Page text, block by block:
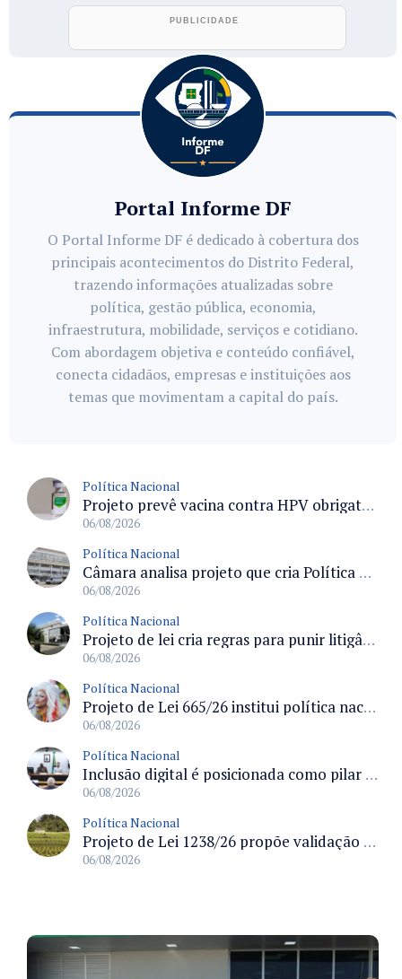
Portal Informe DF
O Portal Informe DF é dedicado à cobertura dos
principais acontecimentos do Distrito Federal,
trazendo informações atualizadas sobre
política, gestão pública, economia,
infraestrutura, mobilidade, serviços e cotidiano.
Com abordagem objetiva e conteúdo confiável,
conecta cidadãos, empresas e instituições aos
temas que movimentam a capital do país.
Política Nacional
Projeto prevê vacina contra HPV obrigatória e testes moleculares para rastreamento do câncer do colo do útero
06/08/2026
Política Nacional
Câmara analisa projeto que cria Política Nacional de Qualificação e Valorização da Preceptoria na Residência Médica
06/08/2026
Política Nacional
Projeto de lei cria regras para punir litigância abusiva reversa e integrar sistemas do Judiciário
06/08/2026
Política Nacional
Projeto de Lei 665/26 institui política nacional para prevenção ao transfeminicídio e prevê medidas de proteção e reparação
06/08/2026
Política Nacional
Inclusão digital é posicionada como pilar essencial da reurbanização de favelas e periferias
06/08/2026
Política Nacional
Projeto de Lei 1238/26 propõe validação automática do Cadastro Ambiental Rural para imóveis de até quatro módulos fiscais
06/08/2026